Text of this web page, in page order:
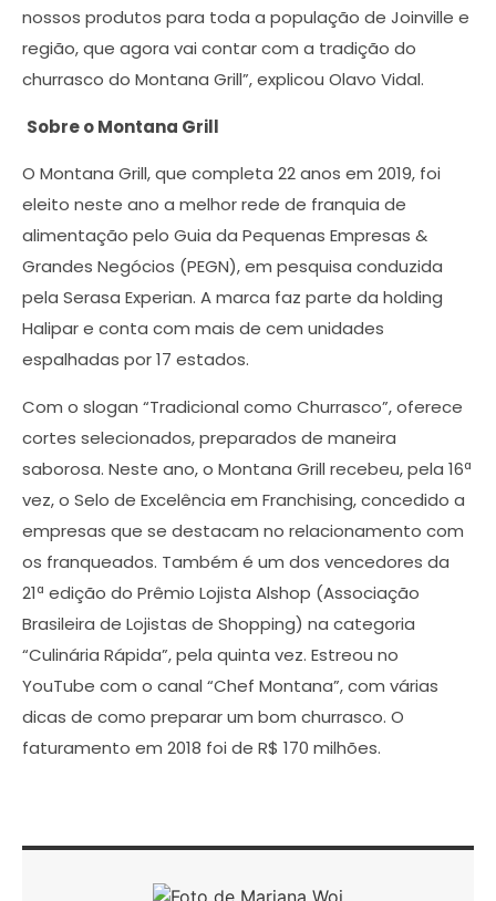
nossos produtos para toda a população de Joinville e
região, que agora vai contar com a tradição do
churrasco do Montana Grill”, explicou Olavo Vidal.
Sobre o Montana Grill
O Montana Grill, que completa 22 anos em 2019, foi
eleito neste ano a melhor rede de franquia de
alimentação pelo Guia da Pequenas Empresas &
Grandes Negócios (PEGN), em pesquisa conduzida
pela Serasa Experian. A marca faz parte da holding
Halipar e conta com mais de cem unidades
espalhadas por 17 estados.
Com o slogan “Tradicional como Churrasco”, oferece
cortes selecionados, preparados de maneira
saborosa. Neste ano, o Montana Grill recebeu, pela 16ª
vez, o Selo de Excelência em Franchising, concedido a
empresas que se destacam no relacionamento com
os franqueados. Também é um dos vencedores da
21ª edição do Prêmio Lojista Alshop (Associação
Brasileira de Lojistas de Shopping) na categoria
“Culinária Rápida”, pela quinta vez. Estreou no
YouTube com o canal “Chef Montana”, com várias
dicas de como preparar um bom churrasco. O
faturamento em 2018 foi de R$ 170 milhões.